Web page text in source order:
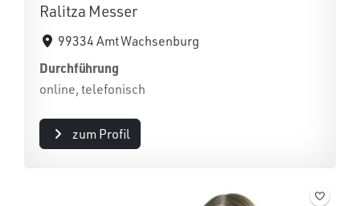
Ralitza Messer
99334 Amt Wachsenburg
Durchführung
online, telefonisch
zum Profil